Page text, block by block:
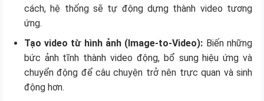
cách, hệ thống sẽ tự động dựng thành video tương
ứng.
Tạo video từ hình ảnh (Image-to-Video): Biến những
bức ảnh tĩnh thành video động, bổ sung hiệu ứng và
chuyển động để câu chuyện trở nên trực quan và sinh
động hơn.